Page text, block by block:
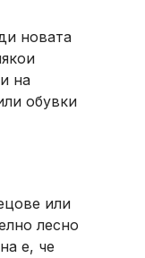
новата
на
обувки
или
лесно
е, че